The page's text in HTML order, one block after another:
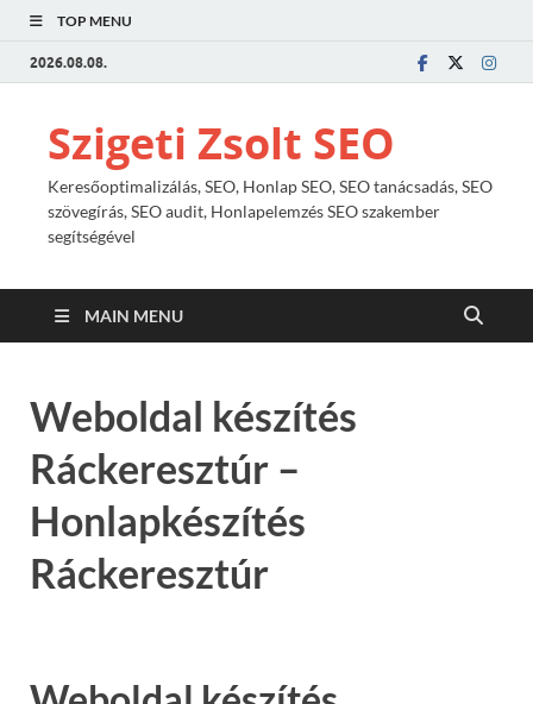
TOP MENU
2026.08.08.
Szigeti Zsolt SEO
Keresőoptimalizálás, SEO, Honlap SEO, SEO tanácsadás, SEO
szövegírás, SEO audit, Honlapelemzés SEO szakember
segítségével
MAIN MENU
Weboldal készítés
Ráckeresztúr –
Honlapkészítés
Ráckeresztúr